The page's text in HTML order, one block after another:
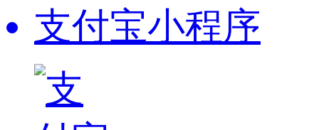
支付宝小程序